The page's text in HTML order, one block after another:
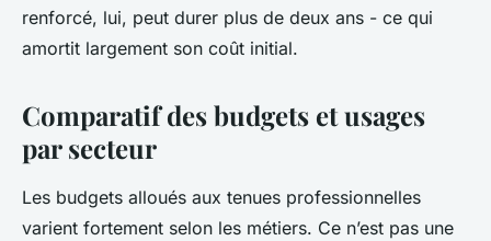
renforcé, lui, peut durer plus de deux ans - ce qui
amortit largement son coût initial.
Comparatif des budgets et usages
par secteur
Les budgets alloués aux tenues professionnelles
varient fortement selon les métiers. Ce n’est pas une